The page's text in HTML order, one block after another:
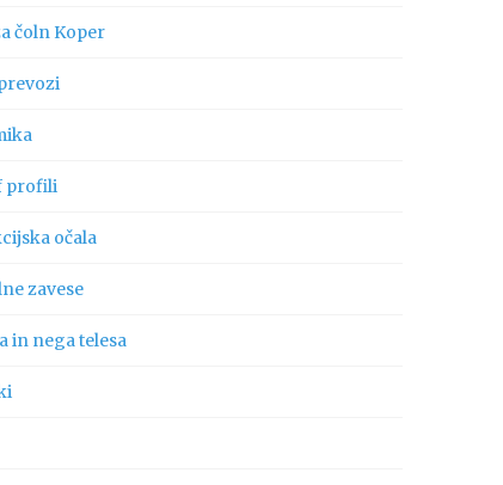
čoln Koper
profili
očala
zavese
in nega telesa